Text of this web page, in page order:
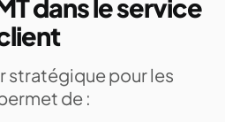
dans le service
stratégique pour les
de :